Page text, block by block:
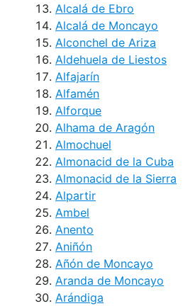
Alcalá de Ebro
Alcalá de Moncayo
Alconchel de Ariza
Aldehuela de Liestos
Alfajarín
Alfamén
Alforque
Alhama de Aragón
Almochuel
Almonacid de la Cuba
Almonacid de la Sierra
Alpartir
Ambel
Anento
Aniñón
Añón de Moncayo
Aranda de Moncayo
Arándiga